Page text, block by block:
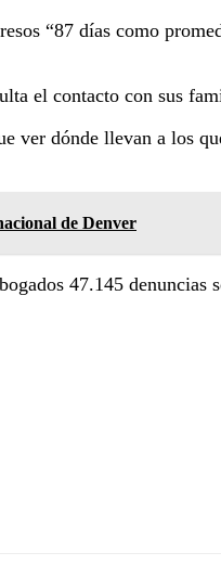
“87 días como
el contacto con sus
ver dónde llevan a los
de Denver
47.145 denuncias